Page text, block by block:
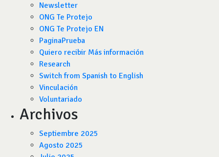
Newsletter
ONG Te Protejo
ONG Te Protejo EN
PaginaPrueba
Quiero recibir Más información
Research
Switch from Spanish to English
Vinculación
Voluntariado
Archivos
Septiembre 2025
Agosto 2025